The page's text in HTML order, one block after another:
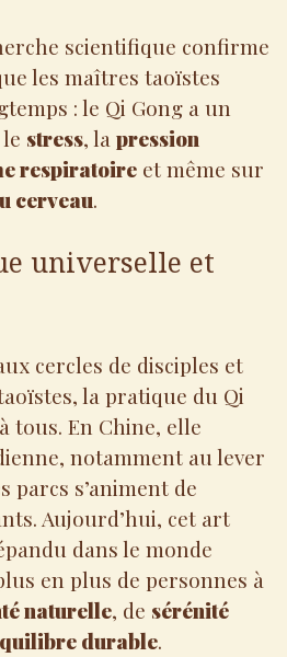
scientifique confirme
les maîtres taoïstes
: le Qi Gong a un
stress, la pression
respiratoire et même sur
cerveau.
universelle et
cercles de disciples et
la pratique du Qi
tous. En Chine, elle
notamment au lever
parcs s’animent de
Aujourd’hui, cet art
dans le monde
en plus de personnes à
naturelle, de sérénité
durable.